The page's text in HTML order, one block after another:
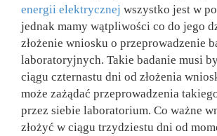
energii elektrycznej wszystko jest w
jednak mamy wątpliwości co do jego
złożenie wniosku o przeprowadzenie
laboratoryjnych. Takie badanie musi
ciągu czternastu dni od złożenia
może zażądać przeprowadzenia
przez siebie laboratorium. Co ważne
złożyć w ciągu trzydziestu dni od